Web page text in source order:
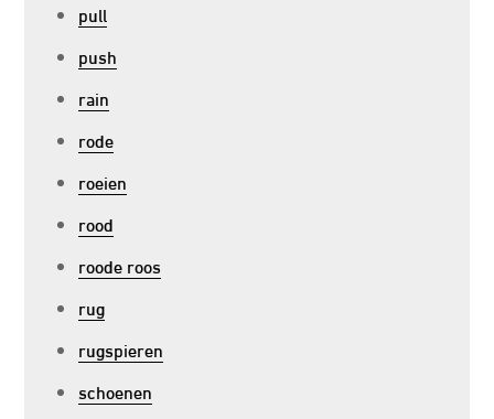
pull
push
rain
rode
roeien
rood
roode roos
rug
rugspieren
schoenen